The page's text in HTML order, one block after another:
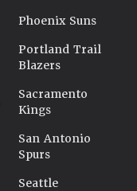
Phoenix Suns
Portland Trail
Blazers
Sacramento
Kings
San Antonio
Spurs
Seattle